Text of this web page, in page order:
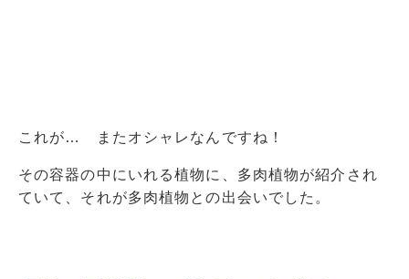
これが… またオシャレなんですね！
その容器の中にいれる植物に、多肉植物が紹介され
ていて、それが多肉植物との出会いでした。